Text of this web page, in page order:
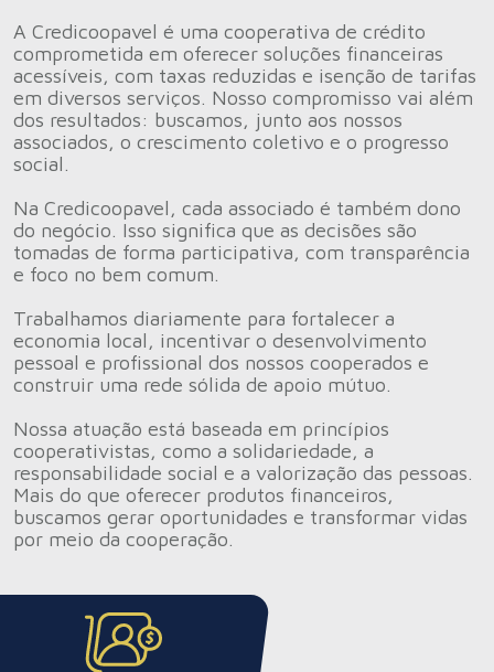
A Credicoopavel é uma cooperativa de crédito
comprometida em oferecer soluções financeiras
acessíveis, com taxas reduzidas e isenção de tarifas
em diversos serviços. Nosso compromisso vai além
dos resultados: buscamos, junto aos nossos
associados, o crescimento coletivo e o progresso
social.
Na Credicoopavel, cada associado é também dono
do negócio. Isso significa que as decisões são
tomadas de forma participativa, com transparência
e foco no bem comum.
Trabalhamos diariamente para fortalecer a
economia local, incentivar o desenvolvimento
pessoal e profissional dos nossos cooperados e
construir uma rede sólida de apoio mútuo.
Nossa atuação está baseada em princípios
cooperativistas, como a solidariedade, a
responsabilidade social e a valorização das pessoas.
Mais do que oferecer produtos financeiros,
buscamos gerar oportunidades e transformar vidas
por meio da cooperação.